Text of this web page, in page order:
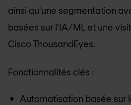
ainsi qu'une segmentation
basées sur l'IA/ML et une
Cisco ThousandEyes.
Fonctionnalités clés :
Automatisation basée sur